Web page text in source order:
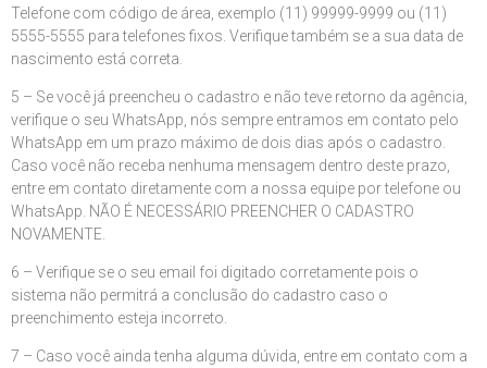
Telefone com código de área, exemplo (11) 99999-9999 ou (11)
5555-5555 para telefones fixos. Verifique também se a sua data de
nascimento está correta.
5 – Se você já preencheu o cadastro e não teve retorno da agência,
verifique o seu WhatsApp, nós sempre entramos em contato pelo
WhatsApp em um prazo máximo de dois dias após o cadastro.
Caso você não receba nenhuma mensagem dentro deste prazo,
entre em contato diretamente com a nossa equipe por telefone ou
WhatsApp. NÃO É NECESSÁRIO PREENCHER O CADASTRO
NOVAMENTE.
6 – Verifique se o seu email foi digitado corretamente pois o
sistema não permitrá a conclusão do cadastro caso o
preenchimento esteja incorreto.
7 – Caso você ainda tenha alguma dúvida, entre em contato com a